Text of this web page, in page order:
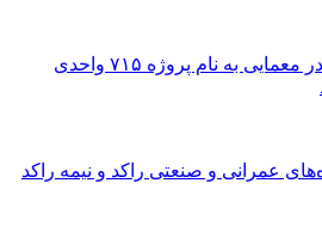
چشم انتظاری ملت در معمایی به نام پروژه ۷۱۵ واحدی
عمرانی و صنعتی راکد و نیمه راکد